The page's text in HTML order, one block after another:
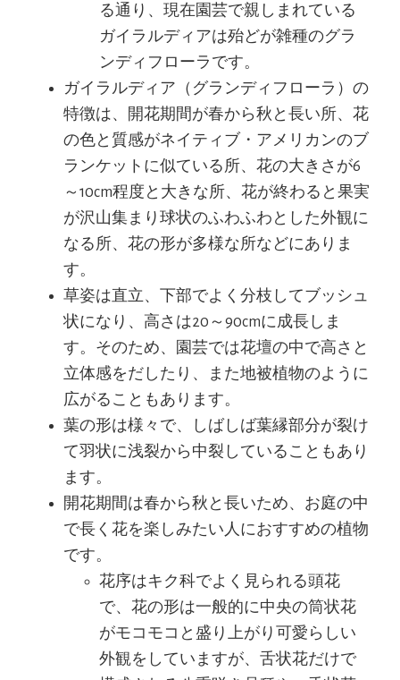
る通り、現在園芸で親しまれている
ガイラルディアは殆どが雑種のグラ
ンディフローラです。
ガイラルディア（グランディフローラ）の
特徴は、開花期間が春から秋と長い所、花
の色と質感がネイティブ・アメリカンのブ
ランケットに似ている所、花の大きさが6
～10cm程度と大きな所、花が終わると果実
が沢山集まり球状のふわふわとした外観に
なる所、花の形が多様な所などにありま
す。
草姿は直立、下部でよく分枝してブッシュ
状になり、高さは20～90cmに成長しま
す。そのため、園芸では花壇の中で高さと
立体感をだしたり、また地被植物のように
広がることもあります。
葉の形は様々で、しばしば葉縁部分が裂け
て羽状に浅裂から中裂していることもあり
ます。
開花期間は春から秋と長いため、お庭の中
で長く花を楽しみたい人におすすめの植物
です。
花序はキク科でよく見られる頭花
で、花の形は一般的に中央の筒状花
がモコモコと盛り上がり可愛らしい
外観をしていますが、舌状花だけで